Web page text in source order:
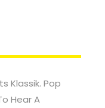
Klassik. Pop
Hear A